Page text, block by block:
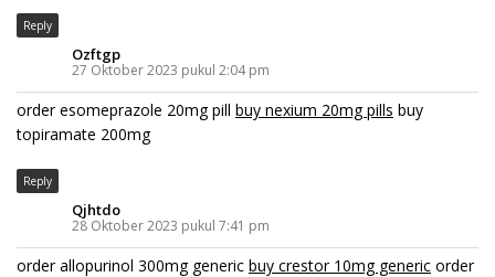
Reply
Ozftgp
27 Oktober 2023 pukul 2:04 pm
order esomeprazole 20mg pill buy nexium 20mg pills buy
topiramate 200mg
Reply
Qjhtdo
28 Oktober 2023 pukul 7:41 pm
order allopurinol 300mg generic buy crestor 10mg generic order